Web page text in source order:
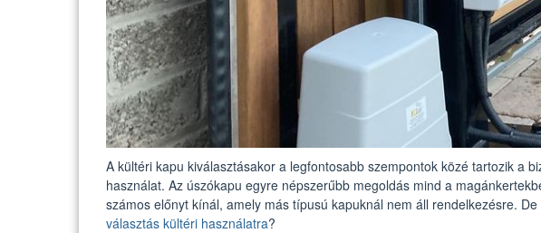
A kültéri kapu kiválasztásakor a legfontosabb szempontok közé tartozik a
használat. Az úszókapu egyre népszerűbb megoldás mind a
számos előnyt kínál, amely más típusú kapuknál nem áll rendelkezésre.
választás kültéri használatra?